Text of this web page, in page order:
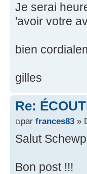
Je serai
'avoir votre
bien
gilles
Re:
par frances83 »
Salut
Bon post !!!